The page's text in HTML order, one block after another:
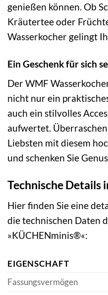
genießen können. Ob
Kräutertee oder
Wasserkocher gelingt
Ein Geschenk für sich
Der WMF
nicht nur ein
auch ein stilvolles
aufwertet.
Liebsten mit diesem
und schenken Sie
Technische Details
Hier finden Sie eine
die technischen Daten
»KÜCHENminis®«:
EIGENSCHAFT
Fassungsvermögen